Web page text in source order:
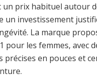
un prix habituel autour
un investissement
La marque
pour les femmes, avec
précises en pouces et